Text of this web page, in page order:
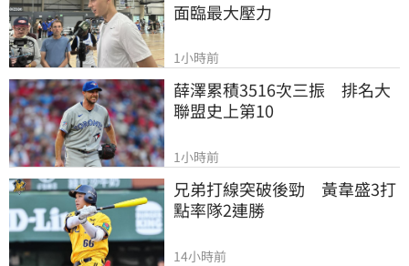
面臨最大壓力
1小時前
薛澤累積3516次三振　排名大
聯盟史上第10
1小時前
兄弟打線突破後勁　黃韋盛3打
點率隊2連勝
14小時前